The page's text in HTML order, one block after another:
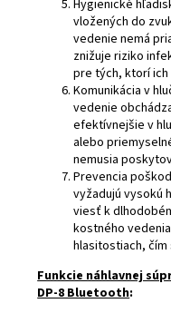
Hygienické
vložených do
vedenie nemá
znižuje riziko
pre tých, ktorí ich
Komunikácia v
vedenie
efektívnejšie v
alebo
nemusia
Prevencia
vyžadujú vysokú
viesť k
kostného
hlasitostiach, čím
Funkcie náhlavnej
DP-8 Bluetooth: